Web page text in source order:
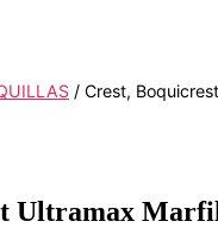
/ Crest,
Ultramax